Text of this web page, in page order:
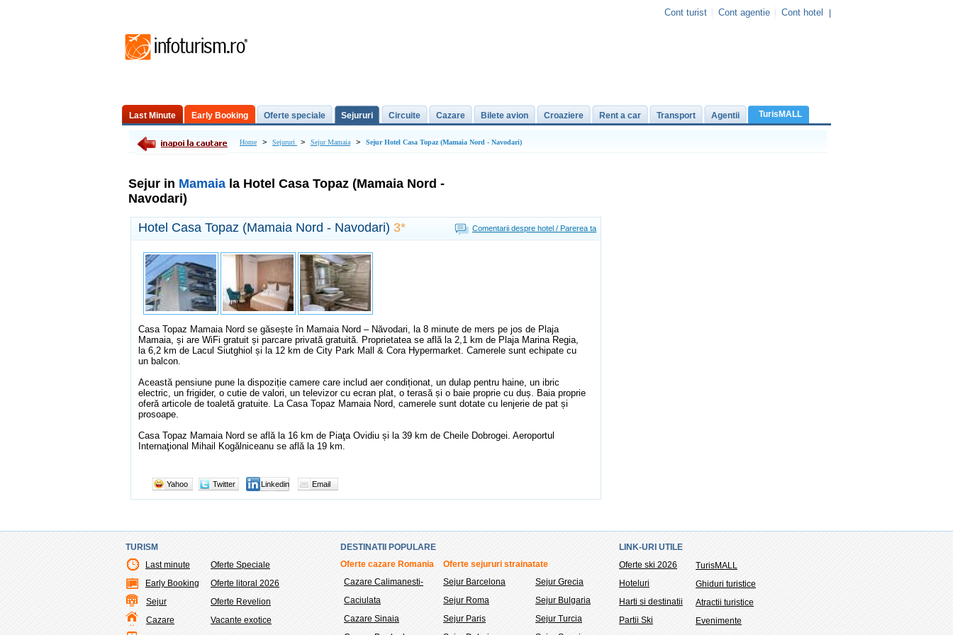
Cont turist Cont agentie Cont hotel
Last Minute Early Booking Oferte speciale Sejururi Circuite Cazare Bilete avion Croaziere Rent a car Transport Agentii TurisMALL
Excursii de o zi Home > Sejururi > Sejur Mamaia > Sejur Hotel Casa Topaz (Mamaia Nord - Navodari)
Sejur in Mamaia la Hotel Casa Topaz (Mamaia Nord -
Navodari)
Comentarii despre hotel / Parerea ta
Hotel Casa Topaz (Mamaia Nord - Navodari) 3*
Casa Topaz Mamaia Nord se găsește în Mamaia Nord – Năvodari, la 8 minute de mers pe jos de Plaja
Mamaia, și are WiFi gratuit și parcare privată gratuită. Proprietatea se află la 2,1 km de Plaja Marina Regia,
la 6,2 km de Lacul Siutghiol și la 12 km de City Park Mall & Cora Hypermarket. Camerele sunt echipate cu
un balcon.
Această pensiune pune la dispoziție camere care includ aer condiționat, un dulap pentru haine, un ibric
electric, un frigider, o cutie de valori, un televizor cu ecran plat, o terasă și o baie proprie cu duș. Baia proprie
oferă articole de toaletă gratuite. La Casa Topaz Mamaia Nord, camerele sunt dotate cu lenjerie de pat și
prosoape.
Casa Topaz Mamaia Nord se află la 16 km de Piaţa Ovidiu și la 39 km de Cheile Dobrogei. Aeroportul
Internaţional Mihail Kogălniceanu se află la 19 km.
Yahoo Twitter Linkedin Email
TURISM
Last minute
Early Booking
Sejur
Cazare
Oferte Speciale
Oferte litoral 2026
Oferte Revelion
Vacante exotice
DESTINATII POPULARE
Oferte cazare Romania
Oferte sejururi strainatate
Cazare Calimanesti-
Caciulata
Cazare Sinaia
Sejur Barcelona
Sejur Roma
Sejur Paris
Sejur Grecia
Sejur Bulgaria
Sejur Turcia
LINK-URI UTILE
Oferte ski 2026
Hoteluri
Harti si destinatii
Partii Ski
TurisMALL
Ghiduri turistice
Atractii turistice
Evenimente